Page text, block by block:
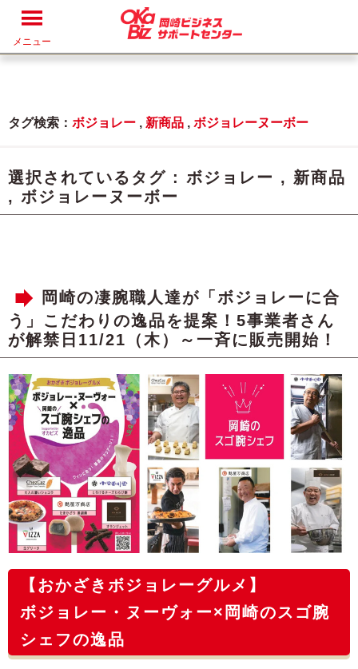
メニュー
タグ検索： ボジョレー , 新商品 , ボジョレーヌーボー
選択されているタグ : ボジョレー , 新商品
, ボジョレーヌーボー
岡崎の凄腕職人達が「ボジョレーに合
う」こだわりの逸品を提案！5事業者さん
が解禁日11/21（木）～一斉に販売開始！
【おかざきボジョレーグルメ】
ボジョレー・ヌーヴォー×岡崎のスゴ腕
シェフの逸品